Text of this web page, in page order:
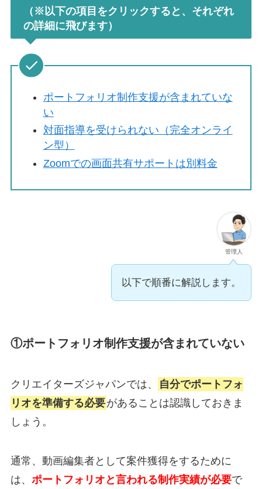
（※以下の項目をクリックすると、それぞれ
の詳細に飛びます）
ポートフォリオ制作支援が含まれていな
い
対面指導を受けられない（完全オンライ
ン型）
Zoomでの画面共有サポートは別料金
管理人
以下で順番に解説します。
①ポートフォリオ制作支援が含まれていない
クリエイターズジャパンでは、
自分でポートフォ
リオを準備する必要があることは認識しておきま
しょう。
通常、動画編集者として案件獲得をするために
は、 ポートフォリオと言われる制作実績が必要で